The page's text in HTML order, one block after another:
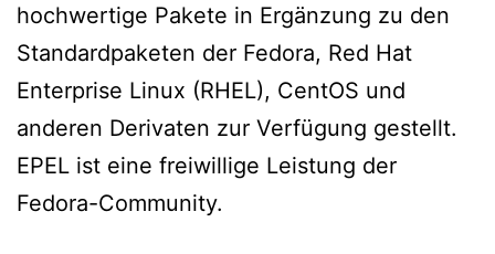
hochwertige Pakete in Ergänzung zu den
Standardpaketen der Fedora, Red Hat
Enterprise Linux (RHEL), CentOS und
anderen Derivaten zur Verfügung gestellt.
EPEL ist eine freiwillige Leistung der
Fedora-Community.